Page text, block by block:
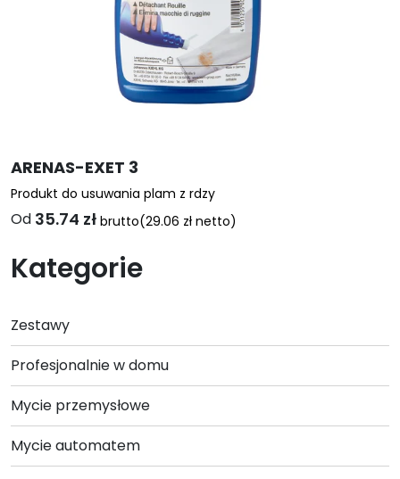
Kategorie
Zestawy
Profesjonalnie w domu
Mycie przemysłowe
Mycie automatem
ARENAS-EXET 3
Produkt do usuwania plam z rdzy
Od 35.74 zł brutto(29.06 zł netto)
produktu